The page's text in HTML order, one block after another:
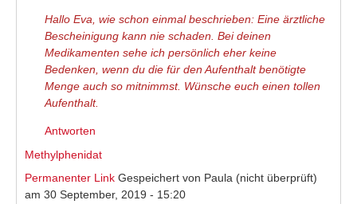
Hallo Eva, wie schon einmal beschrieben: Eine ärztliche
Bescheinigung kann nie schaden. Bei deinen
Medikamenten sehe ich persönlich eher keine
Bedenken, wenn du die für den Aufenthalt benötigte
Menge auch so mitnimmst. Wünsche euch einen tollen
Aufenthalt.
Antworten
Methylphenidat
Permanenter Link Gespeichert von Paula (nicht überprüft)
am 30 September, 2019 - 15:20